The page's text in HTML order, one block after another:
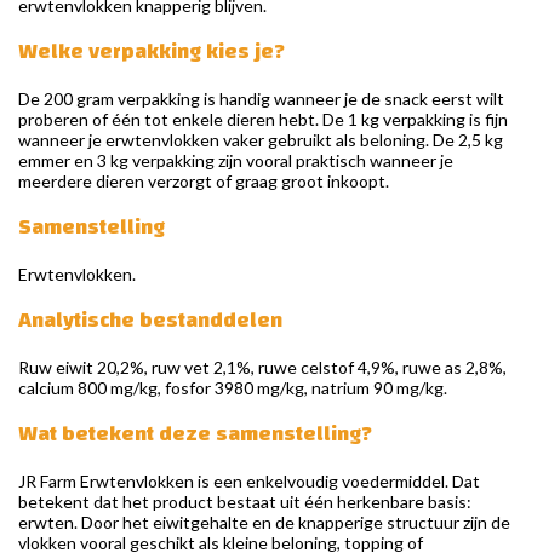
erwtenvlokken knapperig blijven.
Welke verpakking kies je?
De 200 gram verpakking is handig wanneer je de snack eerst wilt
proberen of één tot enkele dieren hebt. De 1 kg verpakking is fijn
wanneer je erwtenvlokken vaker gebruikt als beloning. De 2,5 kg
emmer en 3 kg verpakking zijn vooral praktisch wanneer je
meerdere dieren verzorgt of graag groot inkoopt.
Samenstelling
Erwtenvlokken.
Analytische bestanddelen
Ruw eiwit 20,2%, ruw vet 2,1%, ruwe celstof 4,9%, ruwe as 2,8%,
calcium 800 mg/kg, fosfor 3980 mg/kg, natrium 90 mg/kg.
Wat betekent deze samenstelling?
JR Farm Erwtenvlokken is een enkelvoudig voedermiddel. Dat
betekent dat het product bestaat uit één herkenbare basis:
erwten. Door het eiwitgehalte en de knapperige structuur zijn de
vlokken vooral geschikt als kleine beloning, topping of